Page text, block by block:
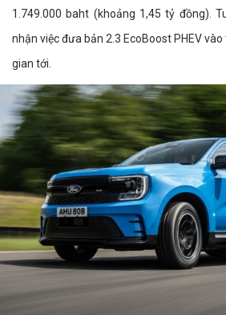
1.749.000 baht (khoảng 1,45 tỷ đồng).
nhận việc đưa bản 2.3 EcoBoost PHEV
gian tới.